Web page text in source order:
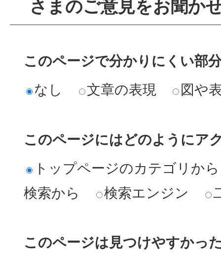
さまのご意見をお聞か
このページで分かりにくい部
なし
文章の表現 図や
このページにはどのようにア
トップページのカテゴリから
検索から
検索エンジン
このページは見つけやすかっ